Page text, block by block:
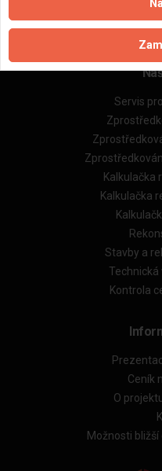
Naše
Servis
Kalkulačka
Kalkulačka
Stavby a
Kontrola
Ceník
O
Možnosti